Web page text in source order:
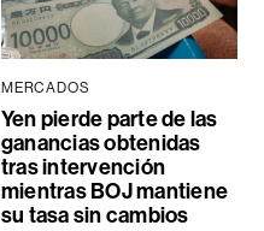
MERCADOS
Yen pierde parte de las
ganancias obtenidas
tras intervención
mientras BOJ mantiene
su tasa sin cambios